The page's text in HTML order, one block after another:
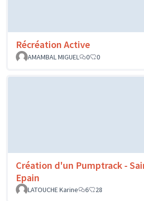
Récréation Active
AMAMBAL MIGUEL
0 0
Création d'un Pumptrack -
Epain
LATOUCHE Karine
6 28